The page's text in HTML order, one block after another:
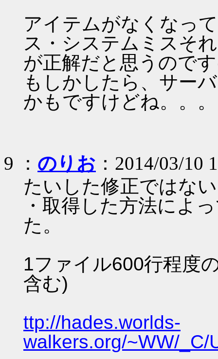
アイテムがなくなっ
ス・システムミスそ
が正解だと思うので
もしかしたら、サー
かもですけどね。。。
9 ： のりお ：2014/03/10
たいした修正ではな
・取得した方法によ
た。
1ファイル600行程度
含む)
ttp://hades.worlds-
walkers.org/~WW/_C/